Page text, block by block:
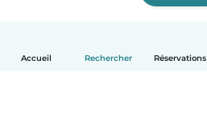
Accueil Rechercher Réservations